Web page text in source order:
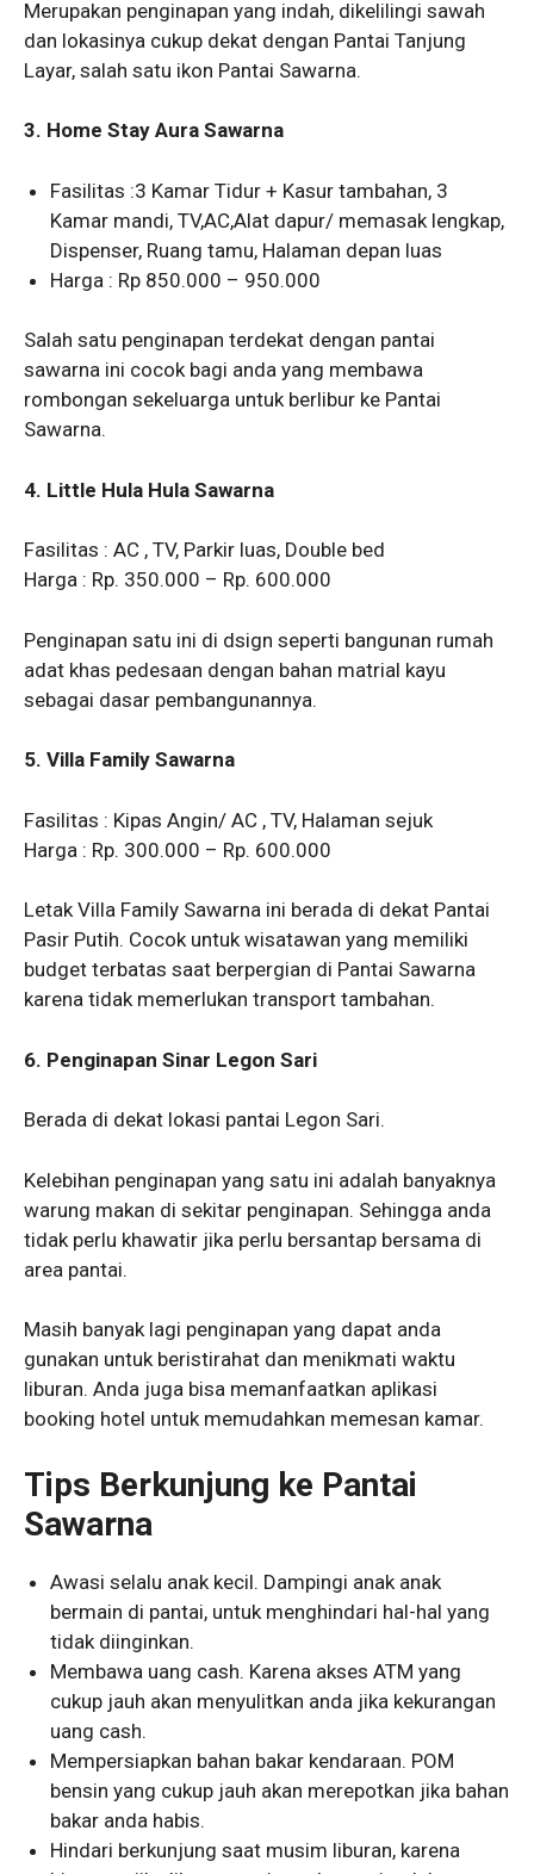
Merupakan penginapan yang indah, dikelilingi sawah
dan lokasinya cukup dekat dengan Pantai Tanjung
Layar, salah satu ikon Pantai Sawarna.
3. Home Stay Aura Sawarna
Fasilitas :3 Kamar Tidur + Kasur tambahan, 3
Kamar mandi, TV,AC,Alat dapur/ memasak lengkap,
Dispenser, Ruang tamu, Halaman depan luas
Harga : Rp 850.000 – 950.000
Salah satu penginapan terdekat dengan pantai
sawarna ini cocok bagi anda yang membawa
rombongan sekeluarga untuk berlibur ke Pantai
Sawarna.
4. Little Hula Hula Sawarna
Fasilitas : AC , TV, Parkir luas, Double bed
Harga : Rp. 350.000 – Rp. 600.000
Penginapan satu ini di dsign seperti bangunan rumah
adat khas pedesaan dengan bahan matrial kayu
sebagai dasar pembangunannya.
5. Villa Family Sawarna
Fasilitas : Kipas Angin/ AC , TV, Halaman sejuk
Harga : Rp. 300.000 – Rp. 600.000
Letak Villa Family Sawarna ini berada di dekat Pantai
Pasir Putih. Cocok untuk wisatawan yang memiliki
budget terbatas saat berpergian di Pantai Sawarna
karena tidak memerlukan transport tambahan.
6. Penginapan Sinar Legon Sari
Berada di dekat lokasi pantai Legon Sari.
Kelebihan penginapan yang satu ini adalah banyaknya
warung makan di sekitar penginapan. Sehingga anda
tidak perlu khawatir jika perlu bersantap bersama di
area pantai.
Masih banyak lagi penginapan yang dapat anda
gunakan untuk beristirahat dan menikmati waktu
liburan. Anda juga bisa memanfaatkan aplikasi
booking hotel untuk memudahkan memesan kamar.
Tips Berkunjung ke Pantai
Sawarna
Awasi selalu anak kecil. Dampingi anak anak
bermain di pantai, untuk menghindari hal-hal yang
tidak diinginkan.
Membawa uang cash. Karena akses ATM yang
cukup jauh akan menyulitkan anda jika kekurangan
uang cash.
Mempersiapkan bahan bakar kendaraan. POM
bensin yang cukup jauh akan merepotkan jika bahan
bakar anda habis.
Hindari berkunjung saat musim liburan, karena